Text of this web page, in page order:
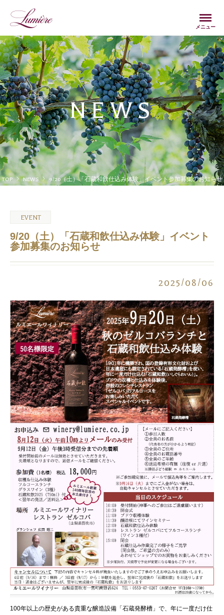
メニュー
NEWS
TOP NEWS 9/20（土）「石蔵和飲仕込み体験」イベント参加募集のお知らせ
EVENT
9/20（土）「石蔵和飲仕込み体験」イベント
参加募集のお知らせ
2025/08/06
100年以上の歴史がある貴重な醸造設備「石蔵発酵槽」で、年に一度だけ仕